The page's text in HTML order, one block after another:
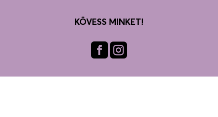
KÖVESS MINKET!
m